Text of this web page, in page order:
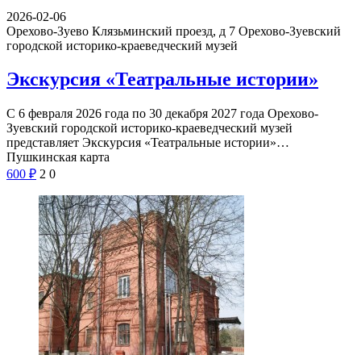
2026-02-06
Орехово-Зуево Клязьминский проезд, д 7 Орехово-Зуевский
городской историко-краеведческий музей
Экскурсия «Театральные истории»
С 6 февраля 2026 года по 30 декабря 2027 года Орехово-
Зуевский городской историко-краеведческий музей
представляет Экскурсия «Театральные истории»…
Пушкинская карта
600 ₽ 2 0